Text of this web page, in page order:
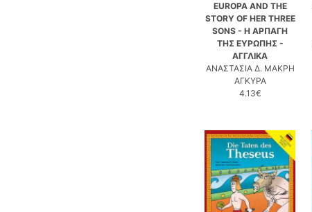
EUROPA AND THE
STORY OF HER THREE
SONS - Η ΑΡΠΑΓΗ
ΤΗΣ ΕΥΡΩΠΗΣ -
ΑΓΓΛΙΚΑ
ΑΝΑΣΤΑΣΙΑ Δ. ΜΑΚΡΗ
ΑΓΚΥΡΑ
4.13€